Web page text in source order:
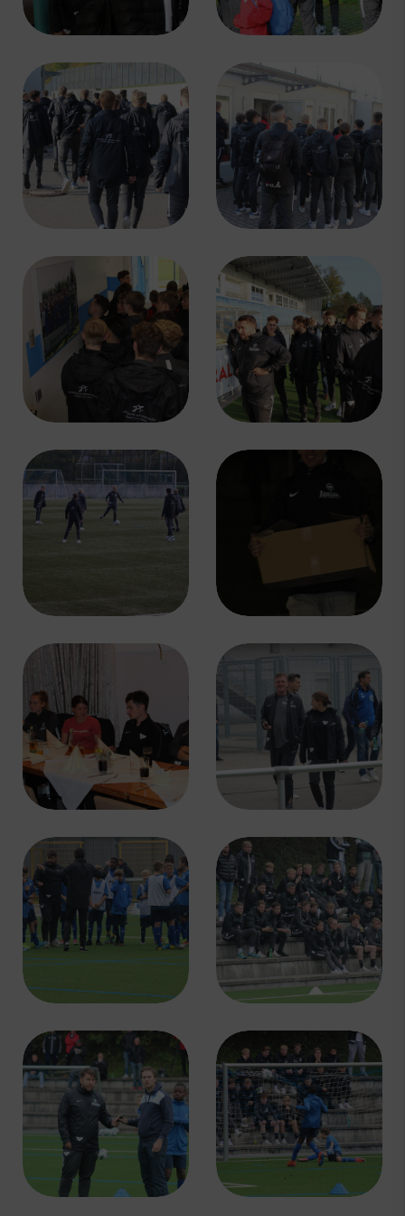
Schnupper-/Probetraining
Breitensport
Tischtennis
Handball
Boulesport
Fußball Vereinsspielplan
News & Media
Service
Sponsoren
Fun & Freizeit
Kontakt